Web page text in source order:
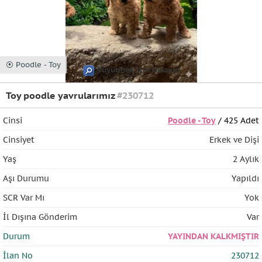
⦿ Poodle - Toy
Büyütmek için tıklayın
Toy poodle yavrularımız#230712
Cinsi Poodle - Toy/ 425 Adet
Cinsiyet
Erkek ve Dişi
Yaş
2 Aylık
Aşı Durumu
Yapıldı
SCR Var Mı
Yok
İl Dışına Gönderim
Var
Durum
YAYINDAN KALKMIŞTIR
İlan No
230712